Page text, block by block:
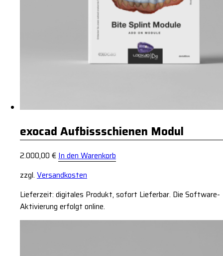
exocad Aufbissschienen Modul
2.000,00 €In den Warenkorb
zzgl. Versandkosten
Lieferzeit: digitales Produkt, sofort Lieferbar. Die Software-
Aktivierung erfolgt online.